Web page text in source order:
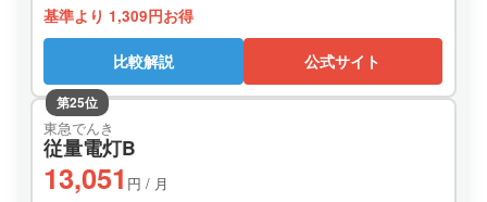
基準より 1,309円お得
比較解説 公式サイト
第25位
東急でんき
従量電灯B
13,051 円 / 月